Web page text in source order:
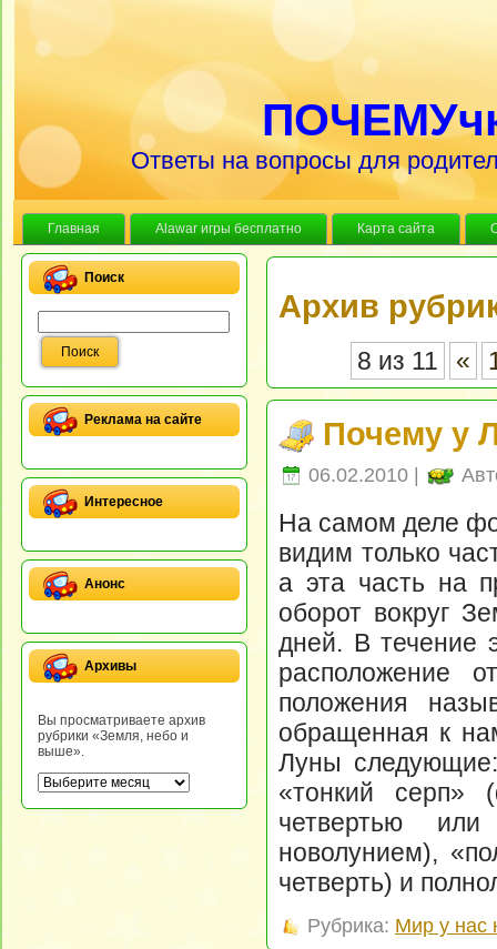
Ответы на вопросы для
Главная Alawar игры бесплатно Карта сайта
Поиск
Реклама на сайте
Интересное
Анонс
Архивы
Вы просматриваете архив
рубрики «Земля, небо и
выше».
Архив
8 из 11 «
Почему у
06.02.2010 |
На самом деле
видим только
а эта часть на
оборот вокруг
дней. В течение
расположение
положения
обращенная к
Луны
«тонкий серп»
четвертью
новолунием),
четверть) и
Рубрика: Мир у нас